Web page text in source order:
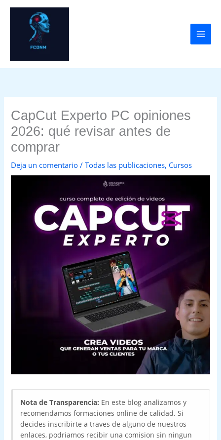
contenido
CapCut Experto PC opiniones
2026: qué revisar antes de
comprar
Deja un comentario /Todas las publicaciones, Cursos
Nota de Transparencia: En este blog analizamos y
recomendamos formaciones online de calidad. Si
decides inscribirte a traves de alguno de nuestros
enlaces, podriamos recibir una comision sin ningun